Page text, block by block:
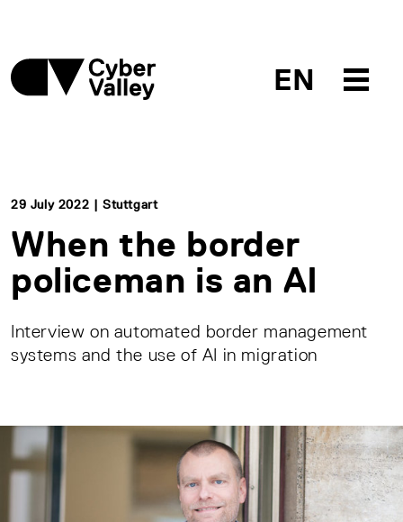
EN
29 July 2022 | Stuttgart
When the border
policeman is an AI
Interview on automated border management
systems and the use of AI in migration